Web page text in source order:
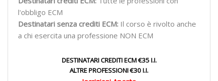
l'obbligo ECM
Destinatari senza crediti ECM: Il corso è rivolto anche
a chi esercita una professione NON ECM
DESTINATARI CREDITI ECM €35 I.I.
ALTRE PROFESSIONI €30 I.I.